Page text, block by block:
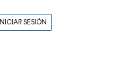
INICIAR SESIÓN